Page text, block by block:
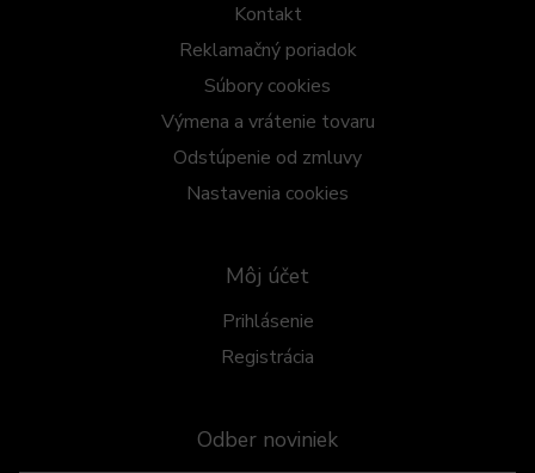
Odber noviniek
Kontakt
Reklamačný poriadok
Súbory cookies
Výmena a vrátenie tovaru
Odstúpenie od zmluvy
Nastavenia cookies
Môj účet
Prihlásenie
Registrácia